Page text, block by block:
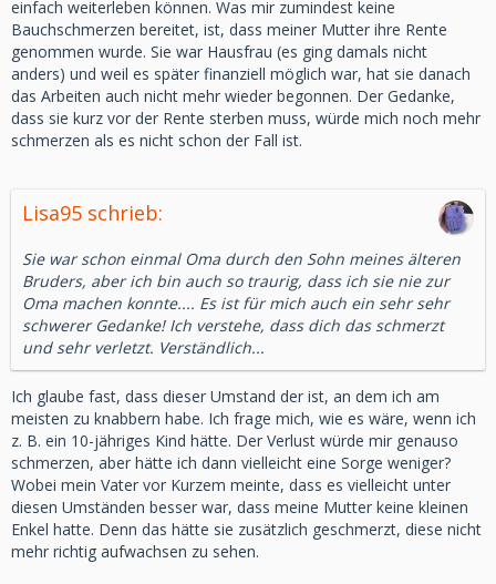
einfach weiterleben können. Was mir zumindest keine
Bauchschmerzen bereitet, ist, dass meiner Mutter ihre Rente
genommen wurde. Sie war Hausfrau (es ging damals nicht
anders) und weil es später finanziell möglich war, hat sie danach
das Arbeiten auch nicht mehr wieder begonnen. Der Gedanke,
dass sie kurz vor der Rente sterben muss, würde mich noch mehr
schmerzen als es nicht schon der Fall ist.
Lisa95 schrieb:
Sie war schon einmal Oma durch den Sohn meines älteren
Bruders, aber ich bin auch so traurig, dass ich sie nie zur
Oma machen konnte.... Es ist für mich auch ein sehr sehr
schwerer Gedanke! Ich verstehe, dass dich das schmerzt
und sehr verletzt. Verständlich...
Ich glaube fast, dass dieser Umstand der ist, an dem ich am
meisten zu knabbern habe. Ich frage mich, wie es wäre, wenn ich
z. B. ein 10-jähriges Kind hätte. Der Verlust würde mir genauso
schmerzen, aber hätte ich dann vielleicht eine Sorge weniger?
Wobei mein Vater vor Kurzem meinte, dass es vielleicht unter
diesen Umständen besser war, dass meine Mutter keine kleinen
Enkel hatte. Denn das hätte sie zusätzlich geschmerzt, diese nicht
mehr richtig aufwachsen zu sehen.